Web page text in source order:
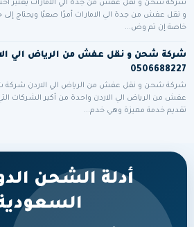
شركة شحن و نقل عفش من جدة الي الامارات يعتبر
و نقل عفش من جدة الي الامارات أمرًا صعبًا ويحتاج إلى
خاصة إن تم وض...
شركة شحن و نقل عفش من الرياض الي
0506688227
شركة شحن و نقل عفش من الرياض الي الاردن شركة
عفش من الرياض الي الاردن واحدة من أكبر الشركات
تقديم خدمة مميزة وهي خدم...
أدلة الشحن